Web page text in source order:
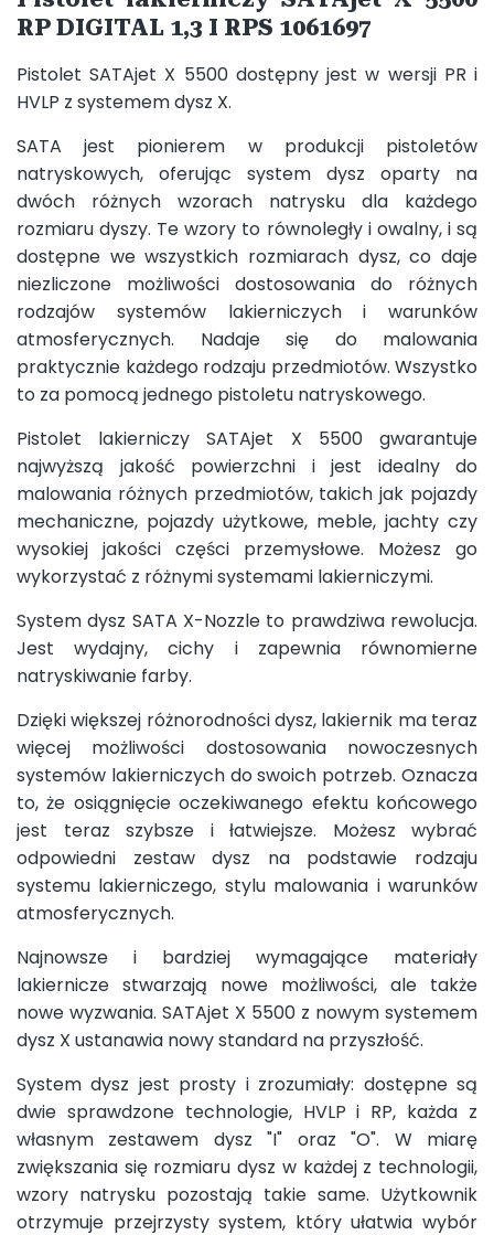
RP DIGITAL 1,3 I RPS 1061697
Pistolet SATAjet X 5500 dostępny jest w wersji PR i
HVLP z systemem dysz X.
SATA jest pionierem w produkcji pistoletów
natryskowych, oferując system dysz oparty na
dwóch różnych wzorach natrysku dla każdego
rozmiaru dyszy. Te wzory to równoległy i owalny, i są
dostępne we wszystkich rozmiarach dysz, co daje
niezliczone możliwości dostosowania do różnych
rodzajów systemów lakierniczych i warunków
atmosferycznych. Nadaje się do malowania
praktycznie każdego rodzaju przedmiotów. Wszystko
to za pomocą jednego pistoletu natryskowego.
Pistolet lakierniczy SATAjet X 5500 gwarantuje
najwyższą jakość powierzchni i jest idealny do
malowania różnych przedmiotów, takich jak pojazdy
mechaniczne, pojazdy użytkowe, meble, jachty czy
wysokiej jakości części przemysłowe. Możesz go
wykorzystać z różnymi systemami lakierniczymi.
System dysz SATA X-Nozzle to prawdziwa rewolucja.
Jest wydajny, cichy i zapewnia równomierne
natryskiwanie farby.
Dzięki większej różnorodności dysz, lakiernik ma teraz
więcej możliwości dostosowania nowoczesnych
systemów lakierniczych do swoich potrzeb. Oznacza
to, że osiągnięcie oczekiwanego efektu końcowego
jest teraz szybsze i łatwiejsze. Możesz wybrać
odpowiedni zestaw dysz na podstawie rodzaju
systemu lakierniczego, stylu malowania i warunków
atmosferycznych.
Najnowsze i bardziej wymagające materiały
lakiernicze stwarzają nowe możliwości, ale także
nowe wyzwania. SATAjet X 5500 z nowym systemem
dysz X ustanawia nowy standard na przyszłość.
System dysz jest prosty i zrozumiały: dostępne są
dwie sprawdzone technologie, HVLP i RP, każda z
własnym zestawem dysz "I" oraz "O". W miarę
zwiększania się rozmiaru dysz w każdej z technologii,
wzory natrysku pozostają takie same. Użytkownik
otrzymuje przejrzysty system, który ułatwia wybór